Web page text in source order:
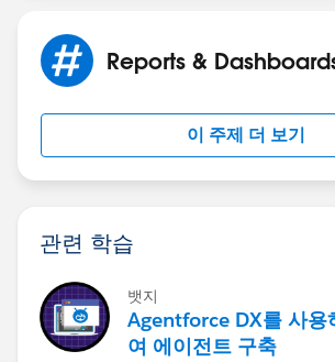
Reports &
이 주제 더 보기
관련 학습
뱃지
Agentforce DX를 사용
여 에이전트 구축